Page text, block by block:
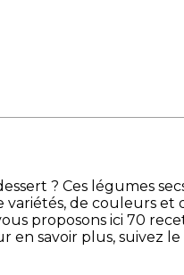
? Ces légumes
de couleurs et
proposons ici 70
en savoir plus, suivez le